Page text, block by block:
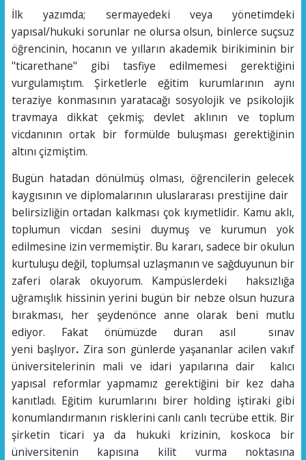
​İlk yazımda; sermayedeki veya yönetimdeki
yapısal/hukuki sorunlar ne olursa olsun, binlerce suçsuz
öğrencinin, hocanın ve yılların akademik birikiminin bir
"ticarethane" gibi tasfiye edilmemesi gerektiğini
vurgulamıştım. Şirketlerle eğitim kurumlarının aynı
teraziye konmasının yaratacağı sosyolojik ve psikolojik
travmaya dikkat çekmiş; devlet aklının ve toplum
vicdanının ortak bir formülde buluşması gerektiğinin
altını çizmiştim.
​Bugün hatadan dönülmüş olması, öğrencilerin gelecek
kaygısının ve diplomalarının uluslararası prestijine dair
belirsizliğin ortadan kalkması çok kıymetlidir. Kamu aklı,
toplumun vicdan sesini duymuş ve kurumun yok
edilmesine izin vermemiştir. Bu kararı, sadece bir okulun
kurtuluşu değil, toplumsal uzlaşmanın ve sağduyunun bir
zaferi olarak okuyorum. Kampüslerdeki haksızlığa
uğramışlık hissinin yerini bugün bir nebze olsun huzura
bırakması, her şeydenönce anne olarak beni mutlu
ediyor. Fakat önümüzde duran asıl sınav
yeni başlıyor. Zira son günlerde yaşananlar acilen vakıf
üniversitelerinin mali ve idari yapılarına dair kalıcı
yapısal reformlar yapmamız gerektiğini bir kez daha
kanıtladı. Eğitim kurumlarını birer holding iştiraki gibi
konumlandırmanın risklerini canlı canlı tecrübe ettik. Bir
şirketin ticari ya da hukuki krizinin, koskoca bir
üniversitenin kapısına kilit vurma noktasına